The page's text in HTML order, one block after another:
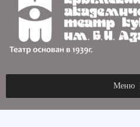
Меню